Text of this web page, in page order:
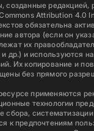
созданные редакцией,
Attribution 4.0
обязательна
автора (если он
их
и др.) и используются
Их копирование и
без прямого
применяются
технологии
сбора,
к предпочтениям